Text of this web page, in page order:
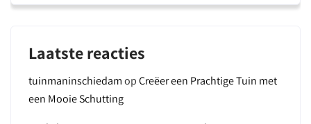
Laatste reacties
tuinmaninschiedamopCreëer een Prachtige Tuin met
een Mooie Schutting